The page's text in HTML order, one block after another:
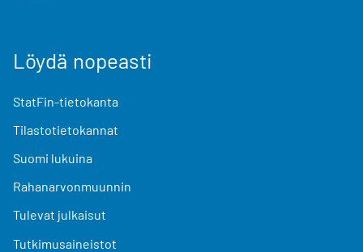
Löydä nopeasti
StatFin-tietokanta
Tilastotietokannat
Suomi lukuina
Rahanarvonmuunnin
Tulevat julkaisut
Tutkimusaineistot